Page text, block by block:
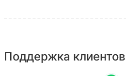
Поддержка клиентов